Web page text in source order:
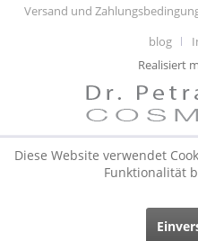
Versand und
blog
Realisiert
Diese Website verwendet
Funktionalität